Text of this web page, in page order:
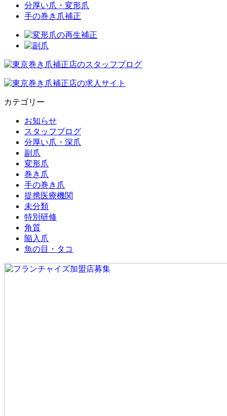
分厚い爪・変形爪
手の巻き爪補正
カテゴリー
お知らせ
スタッフブログ
分厚い爪・深爪
副爪
変形爪
巻き爪
手の巻き爪
提携医療機関
未分類
特別研修
角質
陥入爪
魚の目・タコ